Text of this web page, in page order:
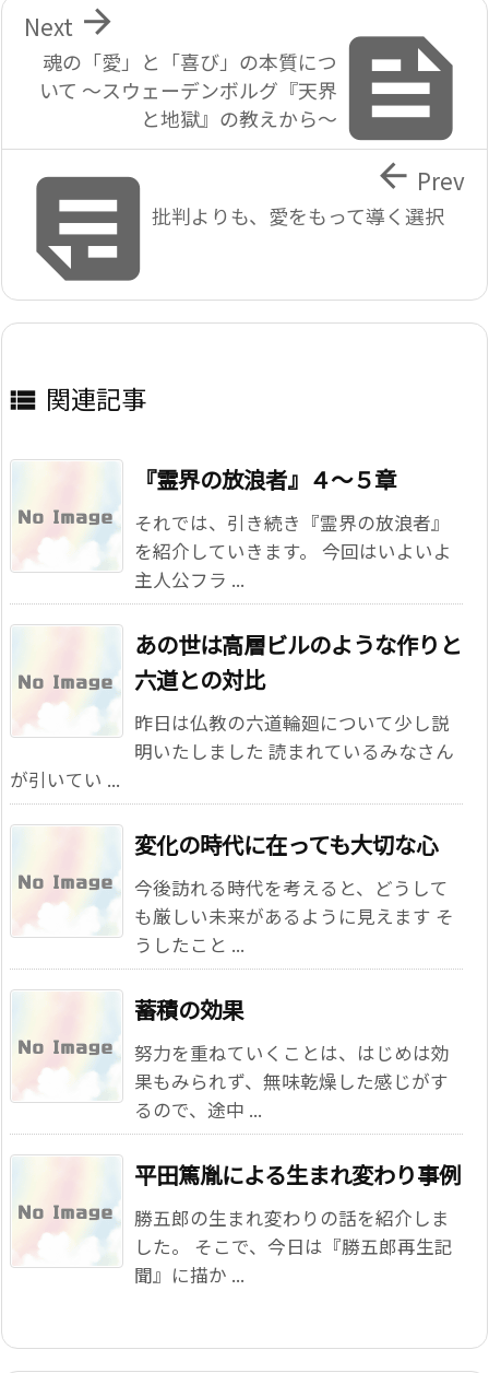

魂の「愛」と「喜び」の本質につ
いて ～スウェーデンボルグ『天界
と地獄』の教えから～

Next
批判よりも、愛をもって導く選択
 Prev
 関連記事
『霊界の放浪者』４～５章
それでは、引き続き『霊界の放浪者』
を紹介していきます。 今回はいよいよ
主人公フラ ...
あの世は高層ビルのような作りと
六道との対比
昨日は仏教の六道輪廻について少し説
明いたしました 読まれているみなさん
が引いてい ...
変化の時代に在っても大切な心
今後訪れる時代を考えると、どうして
も厳しい未来があるように見えます そ
うしたこと ...
蓄積の効果
努力を重ねていくことは、はじめは効
果もみられず、無味乾燥した感じがす
るので、途中 ...
平田篤胤による生まれ変わり事例
勝五郎の生まれ変わりの話を紹介しま
した。 そこで、今日は『勝五郎再生記
聞』に描か ...